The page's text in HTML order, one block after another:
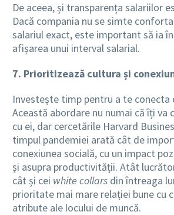
De aceea, și transparența salariilor
Dacă compania nu se simte
salariul exact, este important să ia
afișarea unui interval salarial.
7. Prioritizează cultura și
Investește timp pentru a te conecta
Această abordare nu numai că îți va
cu ei, dar cercetările Harvard
timpul pandemiei arată cât de
conexiunea socială, cu un impact
și asupra productivității. Atât
cât și cei white collars din întreaga
prioritate mai mare relației bune cu
atribute ale locului de muncă.